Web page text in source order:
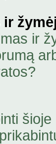
ir
ir